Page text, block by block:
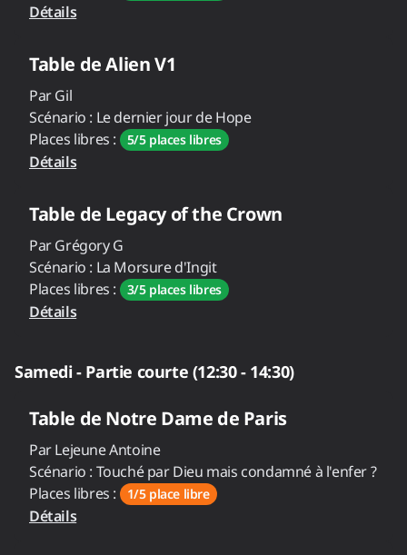
Détails
Table deAlien V1
ParGil
Scénario : Le dernier jour de Hope
Places libres :
5/5 places libres
Détails
Table de Legacy of the Crown
ParGrégory G
Scénario : La Morsure d'Ingit
Places libres :
3/5 places libres
Détails
Samedi - Partie courte (12:30 - 14:30)
Table de Notre Dame de Paris
ParLejeune Antoine
Scénario : Touché par Dieu mais condamné à l'enfer ?
Places libres :
1/5 place libre
Détails